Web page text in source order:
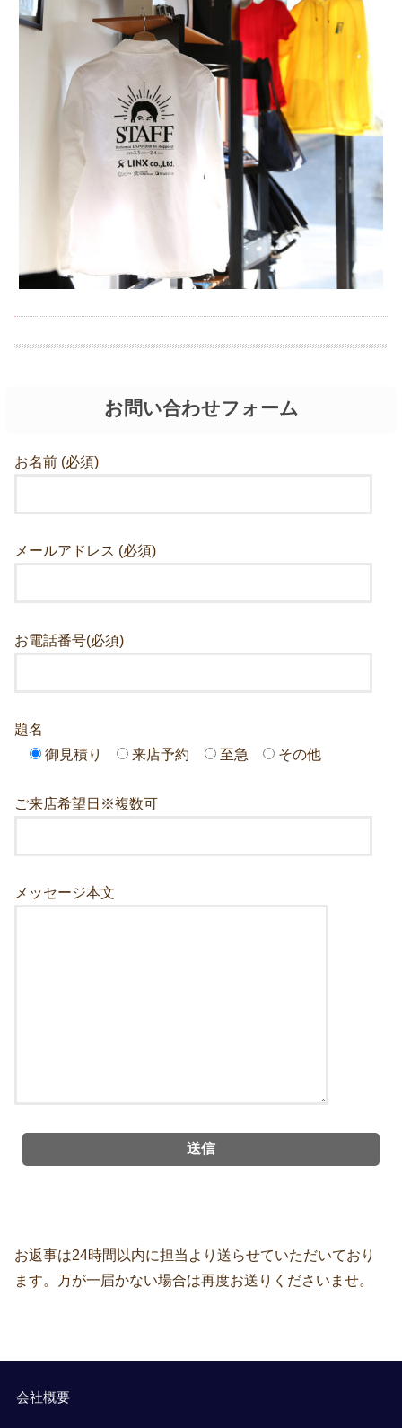
お問い合わせフォーム
お名前 (必須)
メールアドレス (必須)
お電話番号(必須)
題名
御見積り
来店予約 至急 その他
ご来店希望日※複数可
メッセージ本文
お返事は24時間以内に担当より送らせていただいており
ます。万が一届かない場合は再度お送りくださいませ。
会社概要